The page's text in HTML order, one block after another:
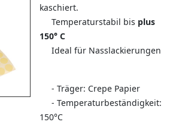
kaschiert.
Temperaturstabil bis plus
150° C
Ideal für Nasslackierungen
- Träger: Crepe Papier
- Temperaturbeständigkeit:
150°C